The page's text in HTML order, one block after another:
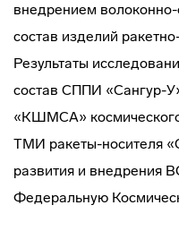
внедрением
состав изделий
Результаты
состав СППИ
«КШМСА»
ТМИ ракеты-носителя
развития и внедрения
Федеральную